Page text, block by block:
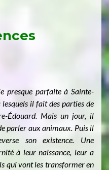
presque parfaite à Sainte-
il fait des parties de
Édouard. Mais un jour, il
parler aux animaux. Puis il
son existence. Une
à leur naissance, leur a
qui vont les transformer en